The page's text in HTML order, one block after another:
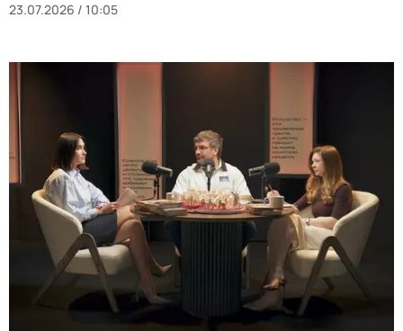
23.07.2026 / 10:05